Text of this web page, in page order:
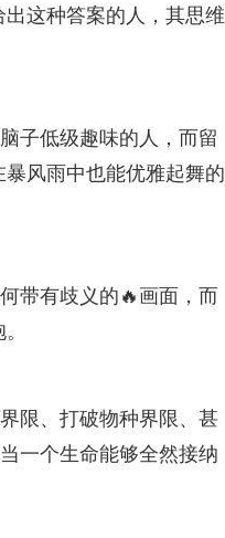
这种答案的人，其思维
子低级趣味的人，而留
风雨中也能优雅起舞的
带有歧义的🔥画面，而
限、打破物种界限、甚
一个生命能够全然接纳